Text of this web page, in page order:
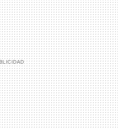
MAIL